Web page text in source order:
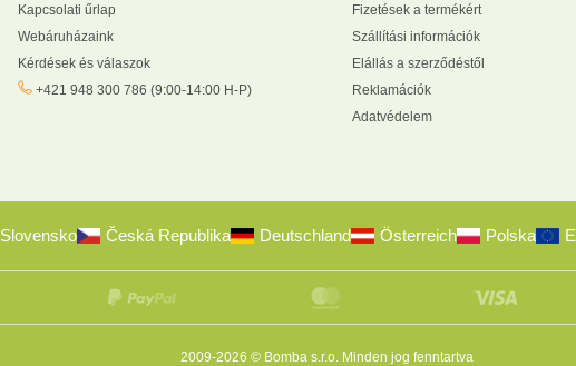
Kapcsolati űrlap
Webáruházaink
Kérdések és válaszok
+421 948 300 786 (9:00-14:00 H-P)
Fizetések a termékért
Szállítási információk
Elállás a szerződéstől
Reklamációk
Adatvédelem
Slovensko Česká Republika Deutschland Österreich Polska
2009-2026 © Bomba s.r.o. Minden jog fenntartva